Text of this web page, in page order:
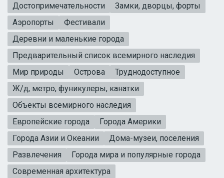
Достопримечательности
Замки, дворцы, форты
Аэропорты
Фестивали
Деревни и маленькие города
Предварительный список всемирного наследия
Мир природы
Острова
Труднодоступное
Ж/д, метро, фуникулеры, канатки
Объекты всемирного наследия
Европейские города
Города Америки
Города Азии и Океании
Дома-музеи, поселения
Развлечения
Города мира и популярные города
Современная архитектура